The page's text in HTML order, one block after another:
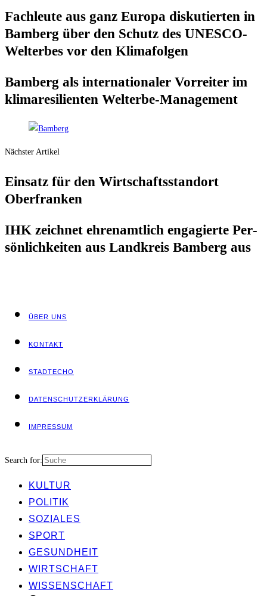
Fach­leu­te aus ganz Euro­pa dis­ku­tier­ten in
Bam­berg über den Schutz des UNESCO-
Welt­erbes vor den Klimafolgen
Bam­berg als inter­na­tio­na­ler Vor­rei­ter im
kli­ma­re­si­li­en­ten Welterbe-Management
Nächster Artikel
Ein­satz für den Wirt­schafts­stand­ort
Oberfranken
IHK zeich­net ehren­amt­lich enga­gier­te Per­
sön­lich­kei­ten aus Land­kreis Bam­berg aus
ÜBER UNS
KON­TAKT
STADT­ECHO
DATEN­SCHUTZ­ER­KLÄ­RUNG
IMPRES­SUM
Search for:
KUL­TUR
POLI­TIK
SOZIA­LES
SPORT
GESUND­HEIT
WIRT­SCHAFT
WIS­SEN­SCHAFT